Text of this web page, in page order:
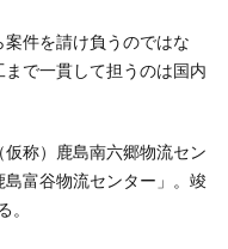
件を請け負うのではな
で一貫して担うのは国内
称）鹿島南六郷物流セン
富谷物流センター」。竣
。